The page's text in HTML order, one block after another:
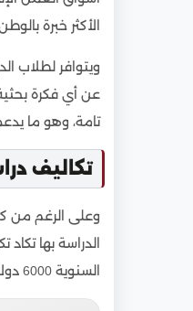
الأكثر خبرة
ويتوافر لطلاب
عن أي فكرة
تامة، وهو ما
تكاليف
وعلى الرغم من
السنوية 6000 دولار أمريكي فقط.